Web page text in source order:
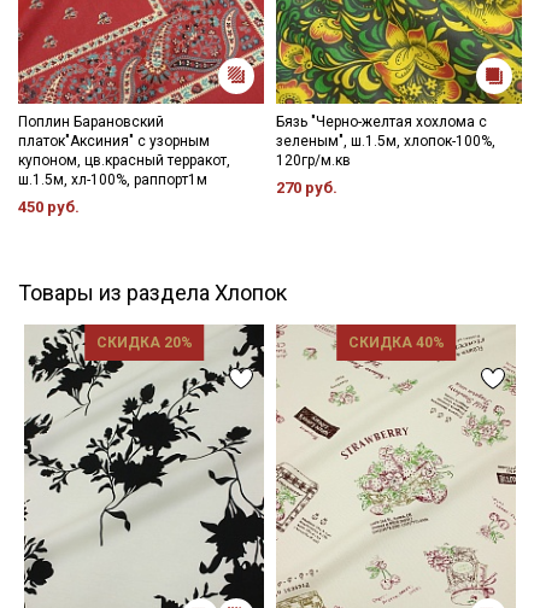
Поплин Барановский
платок"Аксиния" с узорным
купоном, цв.красный терракот,
ш.1.5м, хл-100%, раппорт1м
450 руб.
Бязь "Черно-желтая хохлома с
зеленым", ш.1.5м, хлопок-100%,
120гр/м.кв
270 руб.
Товары из раздела Хлопок
СКИДКА 20% СКИДКА 40%